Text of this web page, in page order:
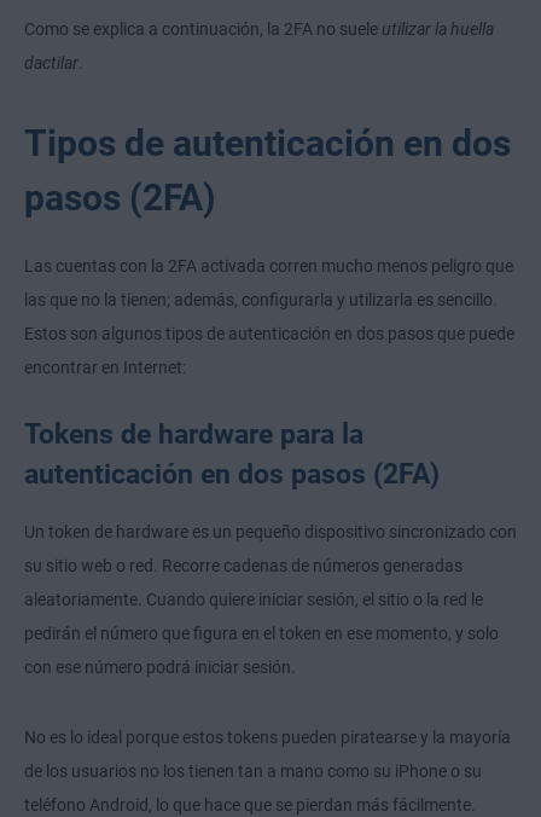
Como se explica a continuación, la 2FA no suele utilizar la huella
dactilar.
Tipos de autenticación en dos
pasos (2FA)
Las cuentas con la 2FA activada corren mucho menos peligro que
las que no la tienen; además, configurarla y utilizarla es sencillo.
Estos son algunos tipos de autenticación en dos pasos que puede
encontrar en Internet:
Tokens de hardware para la
autenticación en dos pasos (2FA)
Un token de hardware es un pequeño dispositivo sincronizado con
su sitio web o red. Recorre cadenas de números generadas
aleatoriamente. Cuando quiere iniciar sesión, el sitio o la red le
pedirán el número que figura en el token en ese momento, y solo
con ese número podrá iniciar sesión.
No es lo ideal porque estos tokens pueden piratearse y la mayoría
de los usuarios no los tienen tan a mano como su iPhone o su
teléfono Android, lo que hace que se pierdan más fácilmente.